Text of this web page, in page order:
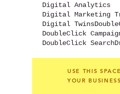
Digital Analytics
Digital Marketing
Digital Twins
DoubleClick
DoubleClick Search
USE THIS
YOUR BUSINESS